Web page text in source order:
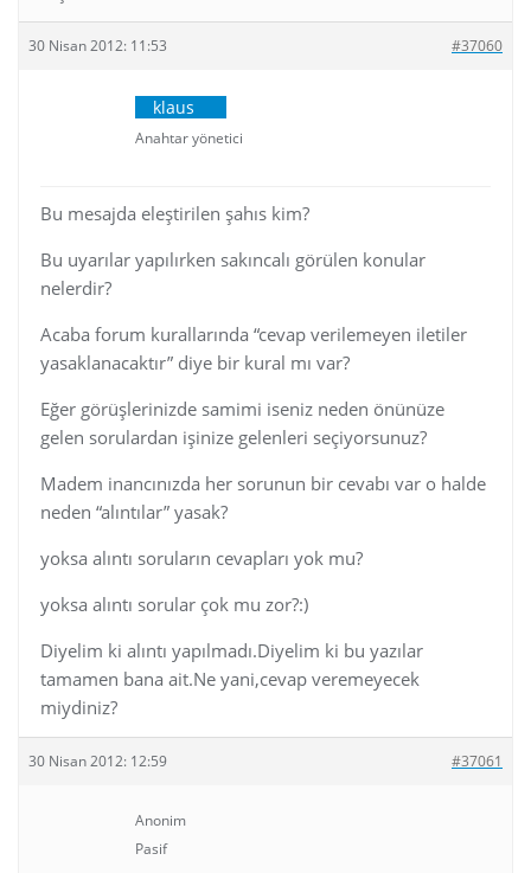
30 Nisan 2012: 11:53 #37060
klaus
Anahtar yönetici
Bu mesajda eleştirilen şahıs kim?
Bu uyarılar yapılırken sakıncalı görülen konular
nelerdir?
Acaba forum kurallarında “cevap verilemeyen iletiler
yasaklanacaktır” diye bir kural mı var?
Eğer görüşlerinizde samimi iseniz neden önünüze
gelen sorulardan işinize gelenleri seçiyorsunuz?
Madem inancınızda her sorunun bir cevabı var o halde
neden “alıntılar” yasak?
yoksa alıntı soruların cevapları yok mu?
yoksa alıntı sorular çok mu zor?:)
Diyelim ki alıntı yapılmadı.Diyelim ki bu yazılar
tamamen bana ait.Ne yani,cevap veremeyecek
miydiniz?
30 Nisan 2012: 12:59 #37061
Anonim
Pasif